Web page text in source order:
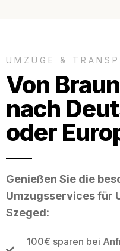
UMZÜGE &
Von
nach
oder
Genießen Sie die
Umzugsservices für
Szeged:
100€ sparen bei